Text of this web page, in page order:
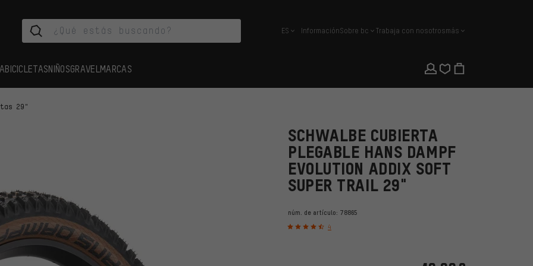
español
ES InformaciónSobre bc Trabaja con nosotrosmás
BICICLETASNIÑOSGRAVEL MARCAS
29"
SCHWALBE CUBIERTA
PLEGABLE HANS DAMPF
EVOLUTION ADDIX SOFT
SUPER TRAIL 29"
núm. de artículo: 78865
4